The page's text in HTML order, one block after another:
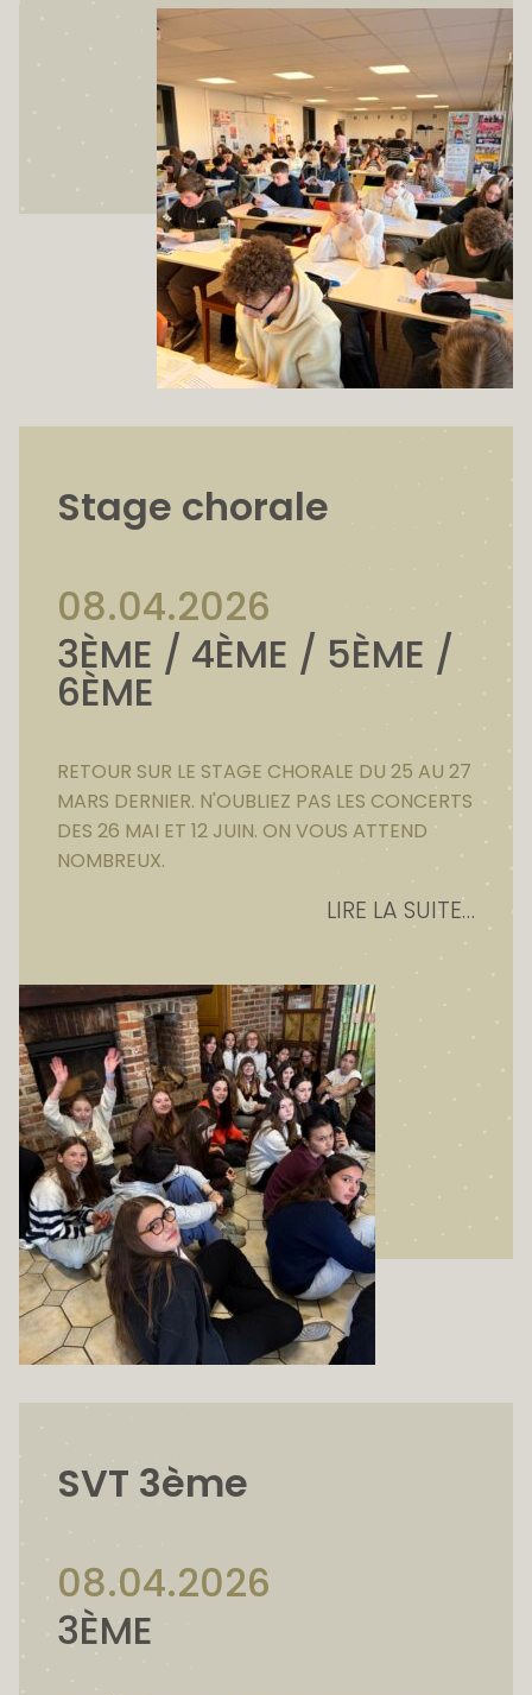
Stage chorale
08.04.2026
3ÈME / 4ÈME / 5ÈME /
6ÈME
RETOUR SUR LE STAGE CHORALE DU 25 AU 27
MARS DERNIER. N'OUBLIEZ PAS LES CONCERTS
DES 26 MAI ET 12 JUIN. ON VOUS ATTEND
NOMBREUX.
LIRE LA SUITE…
SVT 3ème
08.04.2026
3ÈME